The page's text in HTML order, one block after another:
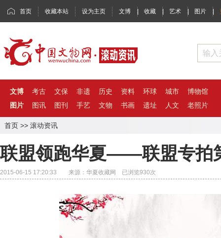
首页 收藏本站 设为主页 文博 | 收藏 | 艺术 | 图片 |
文博 考古 文保 非遗 历史 资料 环球 城市
博物馆
图片
图讯 图刊 手艺 文物 书画 遗址 人文 老照片
首页 >> 滚动资讯
联盟领跑华夏——联盟专拍
2015-06-15 17:20:33 来源：华夏收藏网 已浏览930次